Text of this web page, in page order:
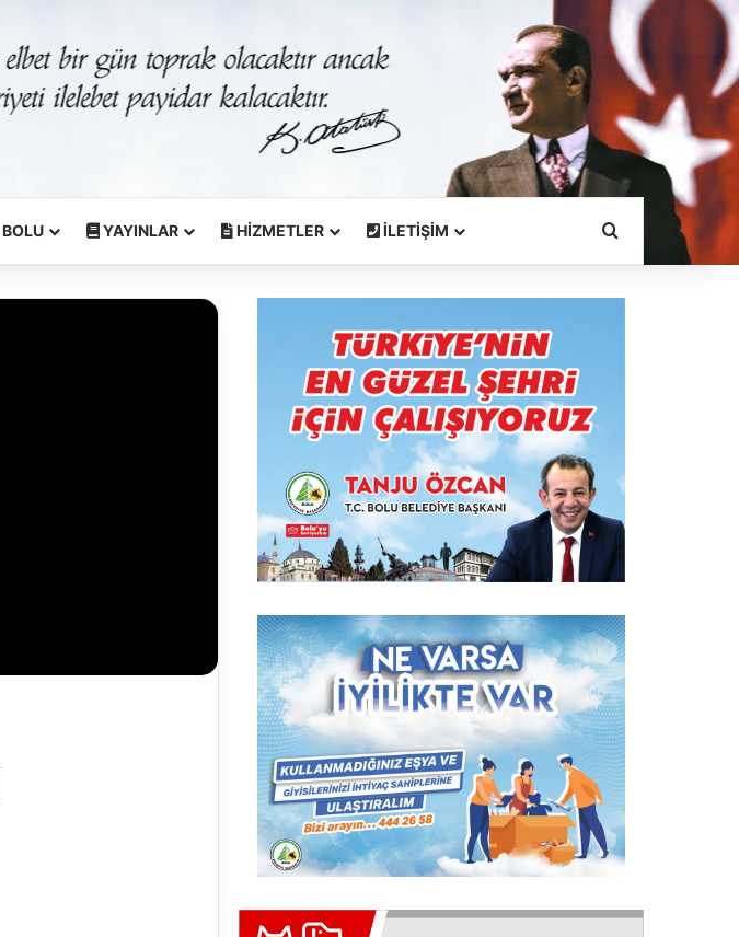
BOLU YAYINLAR HİZMETLER İLETİŞİM Arama Yapın